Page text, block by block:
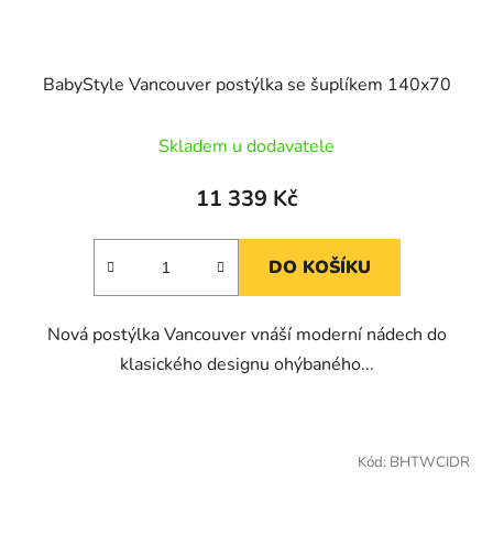
BabyStyle Vancouver postýlka se šuplíkem 140x70
Skladem u dodavatele
11 339 Kč
DO KOŠÍKU
Nová postýlka Vancouver vnáší moderní nádech do
klasického designu ohýbaného...
Kód: BHTWCIDR